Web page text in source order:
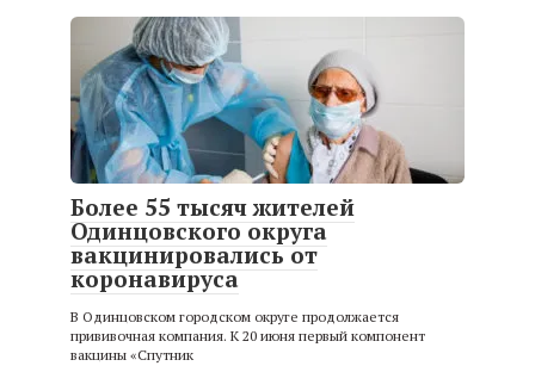
Более 55 тысяч жителей
Одинцовского округа
вакцинировались от
коронавируса
В Одинцовском городском округе продолжается
прививочная компания. К 20 июня первый компонент
вакцины «Спутник